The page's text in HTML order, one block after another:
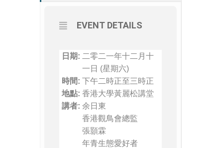
EVENT DETAILS
日期: 二零二一年十二月十
一日 (星期六)
時間: 下午二時正至三時正
地點: 香港大學黃麗松講堂
講者: 余日東
香港觀鳥會總監
張顥霖
年青生態愛好者